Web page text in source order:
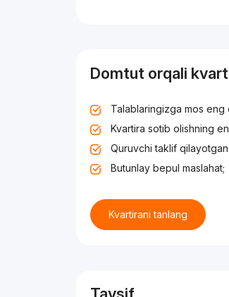
Domtut orqali
Talablaringizga mos
Kvartira sotib olishning
Quruvchi taklif
Butunlay bepul maslahat;
Kvartirani tanlang